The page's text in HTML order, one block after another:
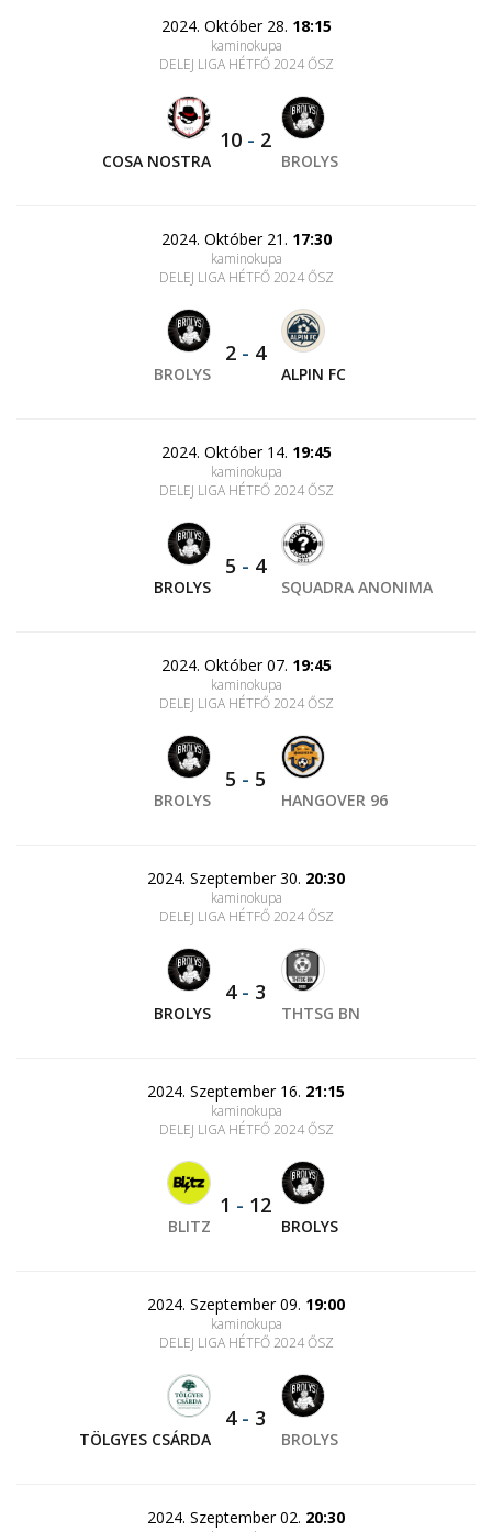
2024. Október 28. 18:15
kaminokupa
DELEJ LIGA HÉTFŐ 2024 ŐSZ
COSA NOSTRA
10 - 2
BROLYS
2024. Október 21. 17:30
kaminokupa
DELEJ LIGA HÉTFŐ 2024 ŐSZ
BROLYS
2 - 4
ALPIN FC
2024. Október 14. 19:45
kaminokupa
DELEJ LIGA HÉTFŐ 2024 ŐSZ
BROLYS
5 - 4
SQUADRA ANONIMA
2024. Október 07. 19:45
kaminokupa
DELEJ LIGA HÉTFŐ 2024 ŐSZ
BROLYS
5 - 5
HANGOVER 96
2024. Szeptember 30. 20:30
kaminokupa
DELEJ LIGA HÉTFŐ 2024 ŐSZ
BROLYS
4- 3
THTSG BN
2024. Szeptember 16. 21:15
kaminokupa
DELEJ LIGA HÉTFŐ 2024 ŐSZ
BLITZ
1 - 12
BROLYS
2024. Szeptember 09. 19:00
kaminokupa
DELEJ LIGA HÉTFŐ 2024 ŐSZ
TÖLGYES CSÁRDA
4- 3
BROLYS
2024. Szeptember 02. 20:30